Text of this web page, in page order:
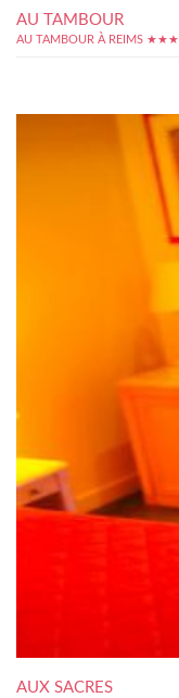
AU TAMBOUR
AU TAMBOUR À REIMS ★★★
AUX SACRES